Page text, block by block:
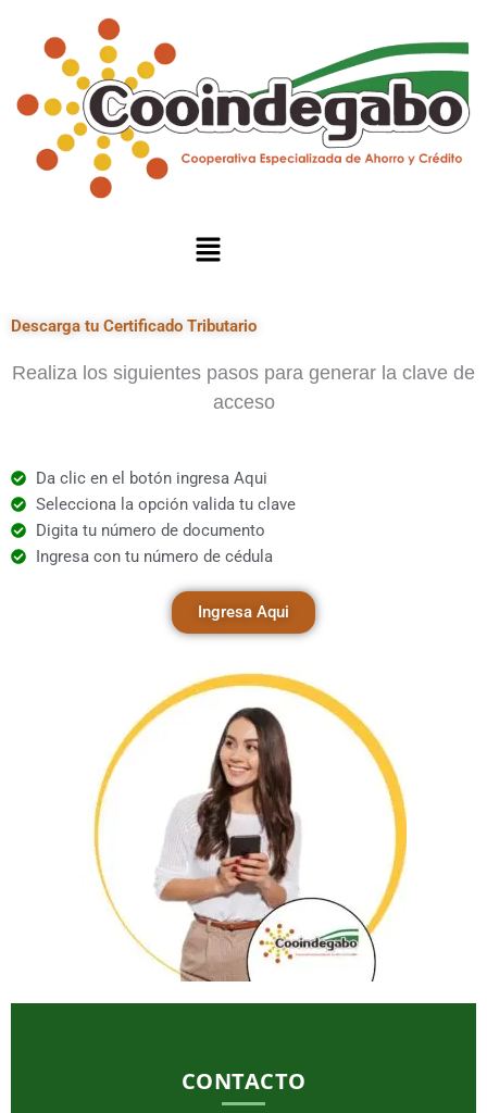
Menú
Descarga tu Certificado Tributario
Realiza los siguientes pasos para generar la clave de
acceso
Da clic en el botón ingresa Aqui
Selecciona la opción valida tu clave
Digita tu número de documento
Ingresa con tu número de cédula
Ingresa Aqui
CONTACTO